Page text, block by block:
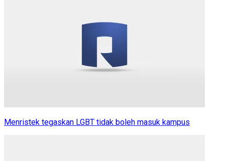
Menristek tegaskan LGBT tidak boleh masuk kampus